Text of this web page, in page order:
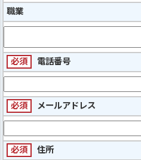
職業
必須 電話番号
必須 メールアドレス
必須 住所